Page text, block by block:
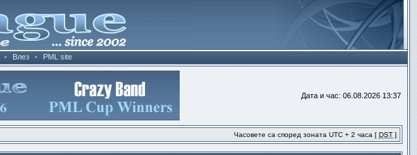
• Влез • PML site
Дата и час: 06.08.2026 13:37
Часовете са според зоната UTC + 2 часа [ DST ]